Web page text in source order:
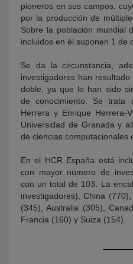
pioneros en sus campos,
por la producción de
Sobre la población mundial
incluidos en él suponen 1 de
Se da la circunstancia,
investigadores han
doble, ya que lo han sido
de conocimiento. Se trata
Herrera y Enrique Herrera-
Universidad de Granada y
de ciencias computacionales
En el HCR España está
con mayor número de
con un total de 103. La
investigadores), China
(345), Australia (305),
Francia (160) y Suiza (154).